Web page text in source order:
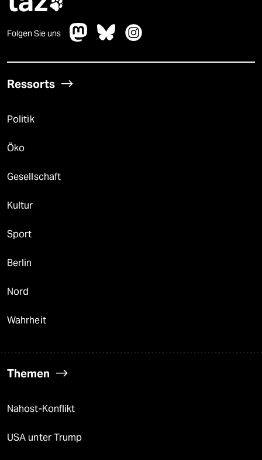

Folgen Sie uns
Ressorts
Politik
Öko
Gesellschaft
Kultur
Sport
Berlin
Nord
Wahrheit
Themen
Nahost-Konflikt
USA unter Trump